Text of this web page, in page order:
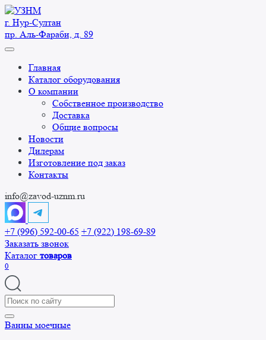
Перейти
к
содержанию
г. Нур-Cултан
пр. Аль-Фараби, д. 89
Главная
Каталог оборудования
О компании
Собственное производство
Доставка
Общие вопросы
Новости
Дилерам
Изготовление под заказ
Контакты
info@zavod-uznm.ru
+7 (996) 592-00-65 +7 (922) 198-69-89
Заказать звонок
Каталог товаров
0
Search
for:
Ванны моечные